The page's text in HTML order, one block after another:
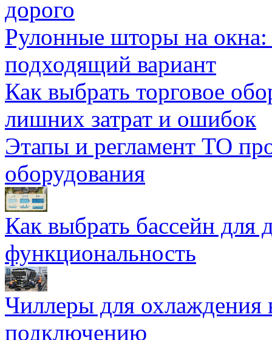
дорого
Рулонные шторы на
подходящий вариант
Как выбрать торговое
лишних затрат и ошибок
Этапы и регламент ТО
оборудования
Как выбрать бассейн для
функциональность
Чиллеры для охлаждения
подключению